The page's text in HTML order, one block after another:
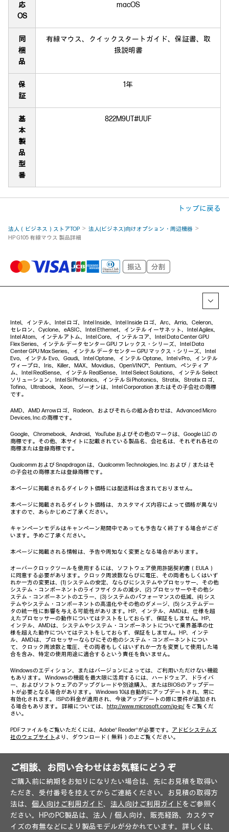
応
OS
macOS
同
梱
品
有線マウス、クイックスタートガイド、保証書、取
扱説明書
保
証
1年
基
本
製
品
型
番
822M9UT#UUF
トップに戻る
法人（ビジネス）ストアTOP
法人(ビジネス)向けオプション・周辺機器
HP G105 有線マウス 製品詳細
Intel、インテル、Intel ロゴ、Intel Inside、Intel Inside ロゴ、Arc、Arria、Celeron、
セレロン、Cyclone、eASIC、Intel Ethernet、インテル イーサネット、Intel Agilex、
Intel Atom、インテルアトム、Intel Core、インテルコア、Intel Data Center GPU
Flex Series、インテル データセンター GPU フレックス・シリーズ、Intel Data
Center GPU Max Series、インテル データセンター GPU マックス・シリーズ、Intel
Evo、インテル Evo、Gaudi、Intel Optane、インテル Optane、Intel vPro、インテル
ヴィープロ、Iris、Killer、MAX、Movidius、OpenVINO™、 Pentium、ペンティア
ム、Intel RealSense、インテル RealSense、Intel Select Solutions、インテル Select
ソリューション、Intel Si Photonics、インテル Si Photonics、Stratix、Stratix ロゴ、
Tofino、Ultrabook、Xeon、ジーオンは、Intel Corporation またはその子会社の商標
です。
AMD、AMD Arrowロゴ、Radeon、およびそれらの組み合わせは、Advanced Micro
Devices, Inc.の商標です。
Google、Chromebook、Android、YouTube およびその他のマークは、Google LLC の
商標です。その他、本サイトに記載されている製品名、会社名は、それぞれ各社の
商標または登録商標です。
Qualcomm および Snapdragon は、Qualcomm Technologies, Inc. および／またはそ
の子会社の商標または登録商標です。
本ページに掲載されるダイレクト価格には配送料は含まれておりません。
本ページに掲載されるダイレクト価格は、カスタマイズ内容によって価格が異なり
ますので、あらかじめご了承ください。
キャンペーンモデルはキャンペーン期間中であっても予告なく終了する場合がござ
います。予めご了承ください。
本ページに掲載される情報は、予告や周知なく変更となる場合があります。
オーバークロックツールを使用するには、ソフトウェア使用許諾契約書（EULA）
に同意する必要があります。クロック周波数ならびに電圧、その両者もしくはいず
れか一方の変更は、(1) システムの安定、ならびにシステムやプロセッサー、その他
システム・コンポーネントのライフサイクルの減少、(2) プロセッサーやその他シ
ステム・コンポーネントのエラー、(3) システムのパフォーマンスの低減、(4) シス
テムやシステム・コンポーネントの高温化やその他のダメージ、(5) システムデー
タの統一性に影響を与える可能性があります。HP、インテル、AMDは、仕様を超
えたプロセッサーの動作についてはテストをしておらず、保証をしません。HP、
インテル、AMDは、システムやシステム・コンポーネントについて業界基準の仕
様を超えた動作についてはテストをしておらず、保証をしません。HP、インテ
ル、AMDは、プロセッサーならびにその他のシステム・コンポーネントについ
て、クロック周波数と電圧、その両者もしくはいずれか一方を変更して使用した場
合を含み、特定の使用用途に適合するという責任を負いません。
Windowsのエディション、またはバージョンによっては、ご利用いただけない機能
もあります。 Windowsの機能を最大限に活用するには、ハードウェア、ドライバ
ー、およびソフトウェアのアップグレードや別途購入、またはBIOSのアップデー
トが必要となる場合があります。 Windows 10は自動的にアップデートされ、常に
有効化されます。 ISPの料金が適用され、今後アップデートの際に要件が追加され
る場合もあります。 詳細については、 http://www.microsoft.com/ja-jp/ をご覧くだ
さい。
PDFファイルをご覧いただくには、Adobe® Reader®が必要です。 アドビシステムズ
社のウェブサイト より、ダウンロード（無料）の上ご覧ください。
ご相談、お問い合わせはお気軽にどうぞ
ご購入前に納期をお知りになりたい場合は、先にお見積を取得い
ただき、受付番号を控えてからご連絡ください。お見積の取得方
法は、 個人向けご利用ガイド、 法人向けご利用ガイドをご参照く
ださい。HPのPC製品は、法人／個人向け、販売経路、カスタマ
イズの有無などにより製品モデルが分かれています。詳しくは、